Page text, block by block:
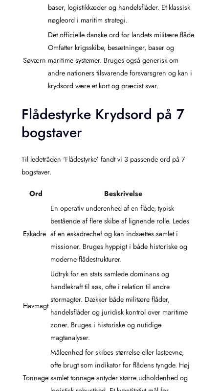
baser, logistikkæder og handelsflåder. Et klassisk
nøgleord i maritim strategi.
Søværn
Det officielle danske ord for landets militære flåde.
Omfatter krigsskibe, besætninger, baser og
maritime systemer. Bruges også generisk om
andre nationers tilsvarende forsvarsgren og kan i
krydsord være et kort og præcist svar.
Flådestyrke Krydsord på 7
bogstaver
Til ledetråden ‘Flådestyrke’ fandt vi 3 passende ord på 7
bogstaver.
Ord Beskrivelse
Eskadre
En operativ underenhed af en flåde, typisk
bestående af flere skibe af lignende rolle. Ledes
af en eskadrechef og kan indsættes samlet i
missioner. Bruges hyppigt i både historiske og
moderne flådestrukturer.
Havmagt
Udtryk for en stats samlede dominans og
handlekraft til søs, ofte i relation til andre
stormagter. Dækker både militære flåder,
handelsflåder og juridisk kontrol over maritime
zoner. Bruges i historiske og nutidige
magtanalyser.
Tonnage
Måleenhed for skibes størrelse eller lasteevne,
ofte brugt som indikator for flådens tyngde. Høj
samlet tonnage antyder større udholdenhed og